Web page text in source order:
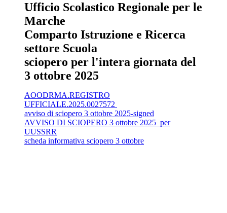
Ufficio Scolastico Regionale per le
Marche
Comparto Istruzione e Ricerca
settore Scuola
sciopero per l'intera giornata del
3 ottobre 2025
AOODRMA.REGISTRO
UFFICIALE.2025.0027572
avviso di sciopero 3 ottobre 2025-signed
AVVISO DI SCIOPERO 3 ottobre 2025_per
UUSSRR
scheda informativa sciopero 3 ottobre